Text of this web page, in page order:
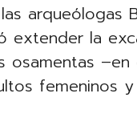
arqueólogas
extender la
osamentas
femeninos